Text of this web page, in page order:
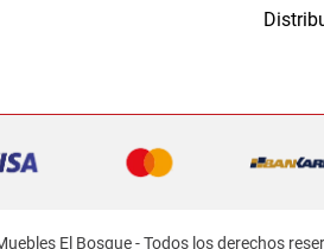
El Bosque - Todos los derechos